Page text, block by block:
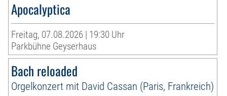
Apocalyptica
Freitag, 07.08.2026 | 19:30 Uhr
Parkbühne Geyserhaus
Bach reloaded
Orgelkonzert mit David Cassan (Paris, Frankreich)